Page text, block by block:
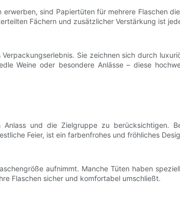
sind Papiertüten für mehrere Flaschen
Fächern und zusätzlicher Verstärkung ist
Sie zeichnen sich durch
Weine oder besondere Anlässe – diese
und die Zielgruppe zu berücksichtigen.
Feier, ist ein farbenfrohes und fröhliches
aufnimmt. Manche Tüten haben
Flaschen sicher und komfortabel umschließt.